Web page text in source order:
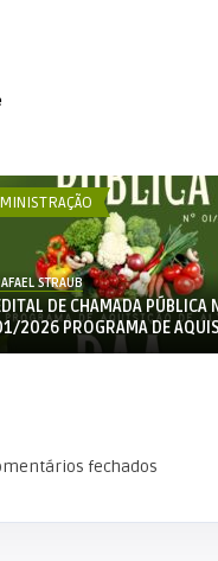
STRAUB
PÚBLICA DA SAÚDE.
fechados